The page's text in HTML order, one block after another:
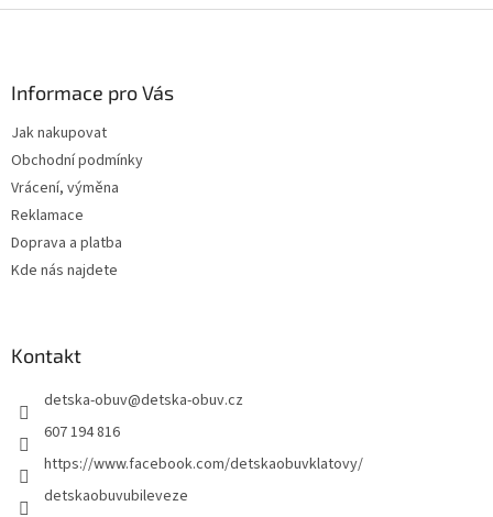
Informace pro Vás
Jak nakupovat
Obchodní podmínky
Vrácení, výměna
Reklamace
Doprava a platba
Kde nás najdete
Kontakt
detska-obuv@detska-obuv.cz
607 194 816
https://www.facebook.com/detskaobuvklatovy/
detskaobuvubileveze